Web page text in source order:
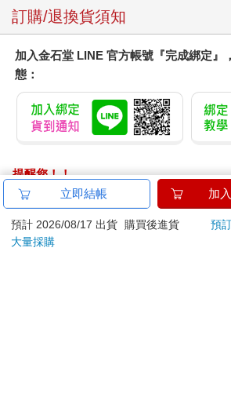
訂購/退換貨須知
加入金石堂 LINE 官方帳號『完成綁定』
態：
提醒您！！
金石堂及銀行均不會請您操作ATM! 如接
ATM提款機，請不要聽從指示，以免受騙
退換貨須知：
立即結帳 加
預計 2026/08/17 出貨 購買後進貨 預
大量採購